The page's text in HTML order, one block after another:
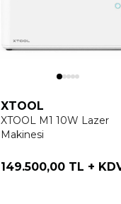
XTOOL
XTOOL M1 10W Lazer
Makinesi
149.500,00 TL +